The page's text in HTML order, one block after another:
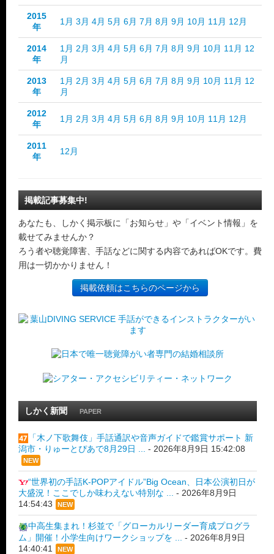
2015
年
1月 3月 4月 5月 6月 7月 8月 9月 10月 11月 12月
2014
年
1月 2月 3月 4月 5月 6月 7月 8月 9月 10月 11月 12
月
2013
年
1月 2月 3月 4月 5月 6月 7月 8月 9月 10月 11月 12
月
2012
年
1月 2月 3月 4月 5月 6月 8月 9月 10月 11月 12月
2011
年
12月
掲載記事募集中!
あなたも、しかく掲示板に「お知らせ」や「イベント情報」を
載せてみませんか？
ろう者や聴覚障害、手話などに関する内容であればOKです。費
用は一切かかりません！
掲載依頼はこちらのページから
しかく新聞 PAPER
「木ノ下歌舞伎」手話通訳や音声ガイドで鑑賞サポート 新
潟市・りゅーとぴあで8月29日 ...
- 2026年8月9日 15:42:08
NEW
“世界初の手話K-POPアイドル”Big Ocean、日本公演初日が
大盛況！ここでしか味わえない特別な ... - 2026年8月9日
14:54:43
NEW
中高生集まれ！杉並で「グローカルリーダー育成プログラ
ム」開催！小学生向けワークショップを ...
- 2026年8月9日
14:40:41
NEW